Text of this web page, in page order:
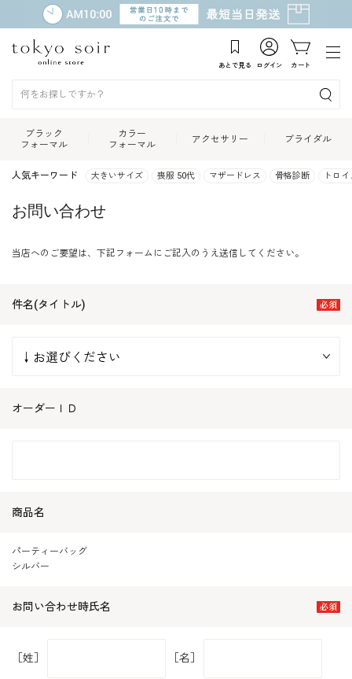
あとで見る ログイン カート
ブラック
フォーマル
カラー
フォーマル
アクセサリー ブライダル
人気キーワード 大きいサイズ 喪服 50代 マザードレス 骨格診断 トロ
お問い合わせ
当店へのご要望は、下記フォームにご記入のうえ送信してください。
件名(タイトル)
オーダーＩＤ
商品名
パーティーバッグ
シルバー
お問い合わせ時氏名
［姓］ ［名］